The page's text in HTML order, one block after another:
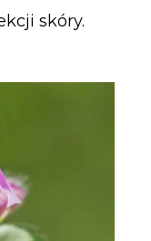
skóry.